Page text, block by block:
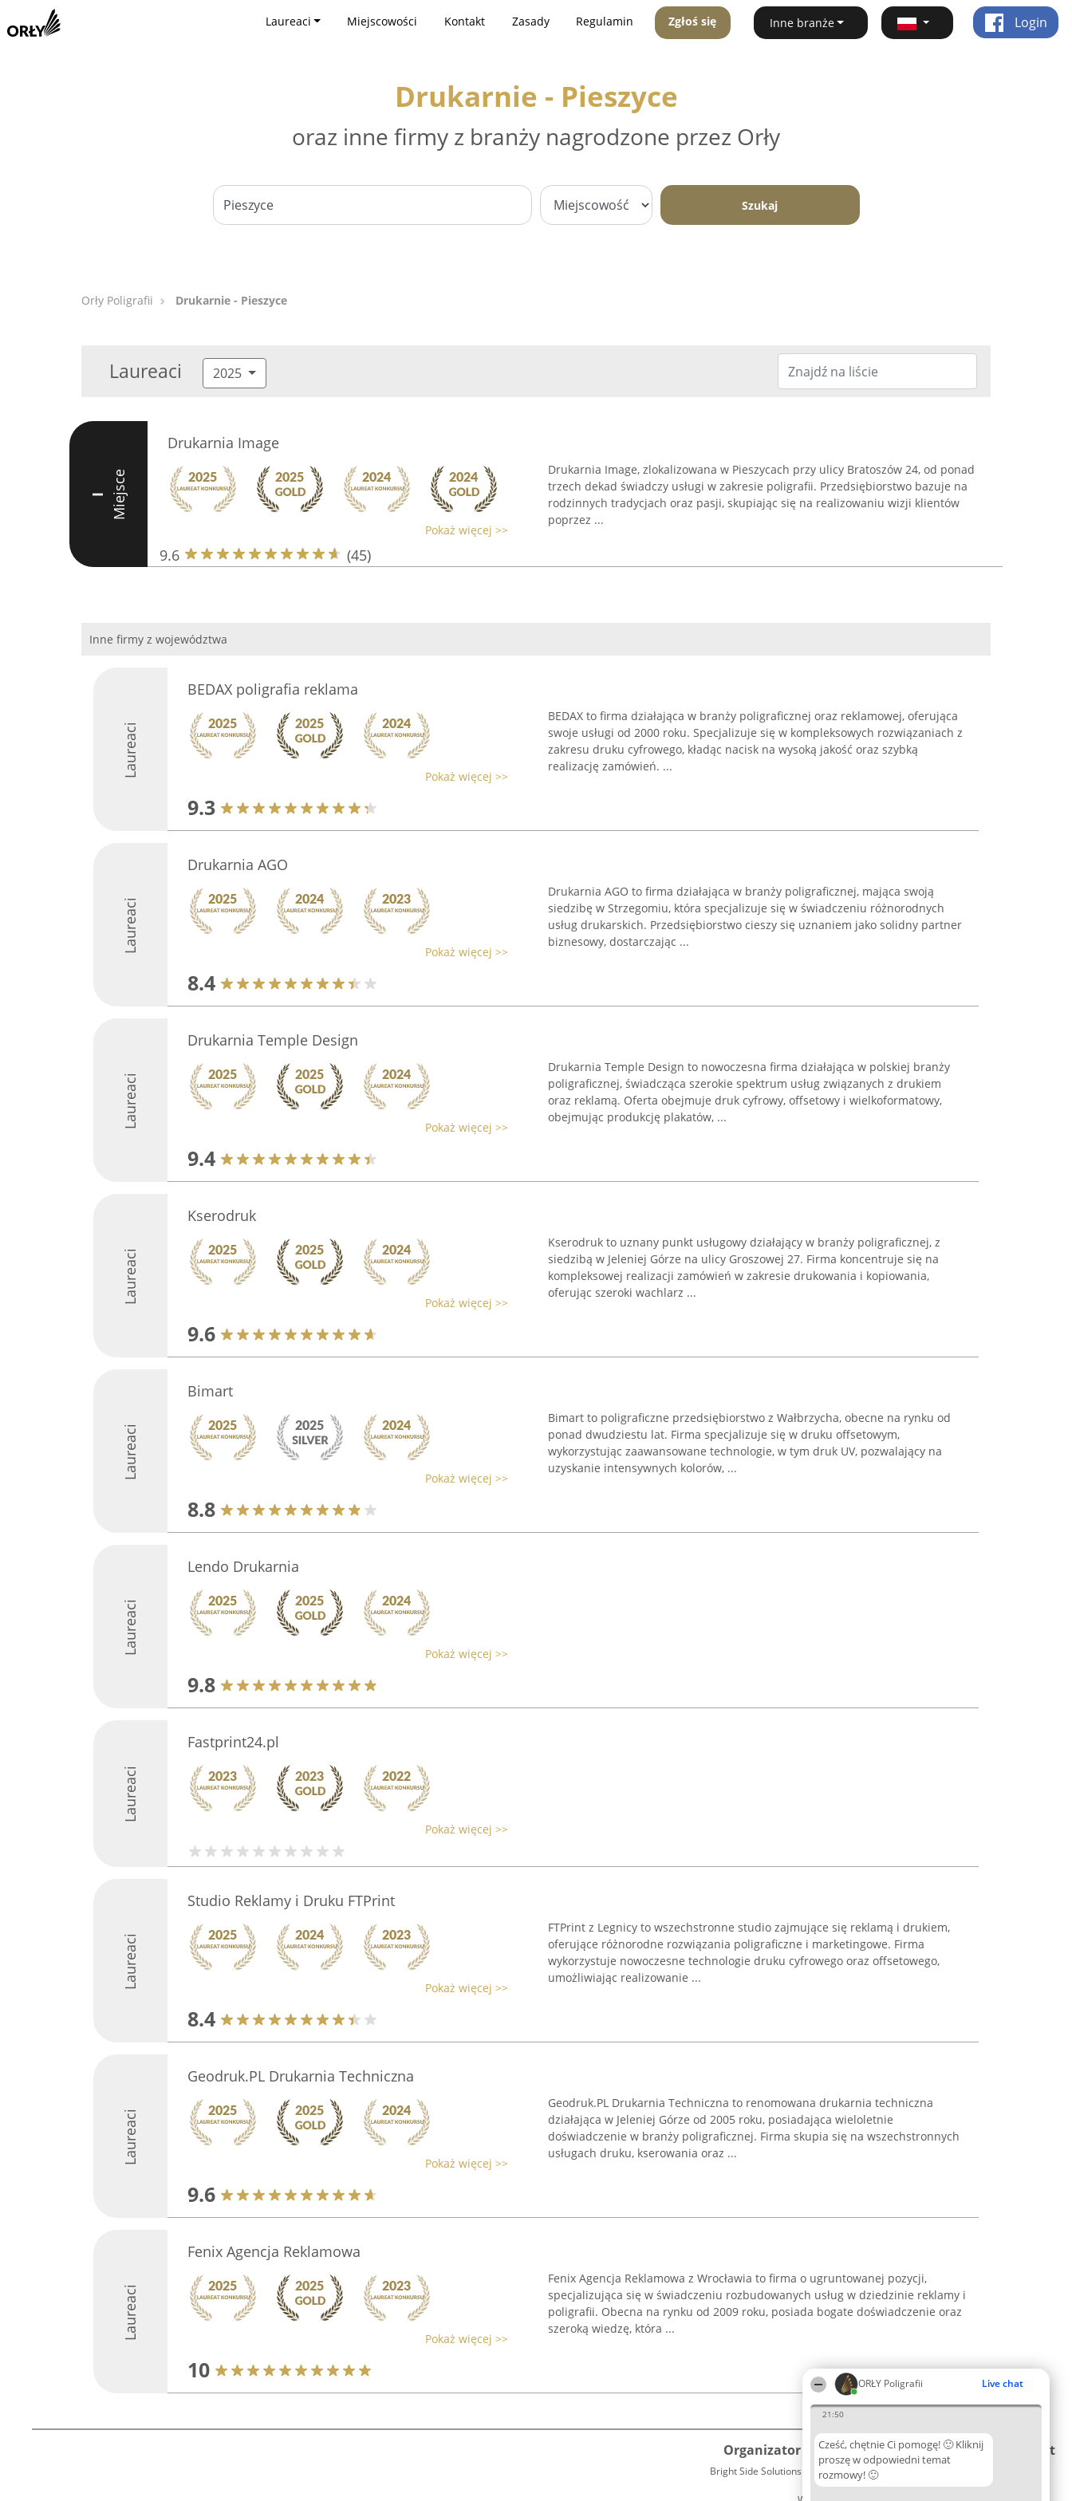
ORŁY Poligrafii Live chat
21:50
Cześć, chętnie Ci pomogę! 🙂 Kliknij
proszę w odpowiedni temat
rozmowy! 🙂
Laureaci Miejscowości Kontakt Zasady Regulamin Zgłoś się Inne branże Login
Drukarnie - Pieszyce
oraz inne firmy z branży nagrodzone przez Orły
Szukaj
Orły Poligrafii Drukarnie - Pieszyce
Laureaci 2025
I Miejsce
Drukarnia Image
Pokaż więcej >>
9.6 (45)
Drukarnia Image, zlokalizowana w Pieszycach przy ulicy Bratoszów 24, od ponad
trzech dekad świadczy usługi w zakresie poligrafii. Przedsiębiorstwo bazuje na
rodzinnych tradycjach oraz pasji, skupiając się na realizowaniu wizji klientów
poprzez ...
Inne firmy z województwa
Laureaci
BEDAX poligrafia reklama
Pokaż więcej >>
9.3
BEDAX to firma działająca w branży poligraficznej oraz reklamowej, oferująca
swoje usługi od 2000 roku. Specjalizuje się w kompleksowych rozwiązaniach z
zakresu druku cyfrowego, kładąc nacisk na wysoką jakość oraz szybką
realizację zamówień. ...
Laureaci
Drukarnia AGO
Pokaż więcej >>
8.4
Drukarnia AGO to firma działająca w branży poligraficznej, mająca swoją
siedzibę w Strzegomiu, która specjalizuje się w świadczeniu różnorodnych
usług drukarskich. Przedsiębiorstwo cieszy się uznaniem jako solidny partner
biznesowy, dostarczając ...
Laureaci
Drukarnia Temple Design
Pokaż więcej >>
9.4
Drukarnia Temple Design to nowoczesna firma działająca w polskiej branży
poligraficznej, świadcząca szerokie spektrum usług związanych z drukiem
oraz reklamą. Oferta obejmuje druk cyfrowy, offsetowy i wielkoformatowy,
obejmując produkcję plakatów, ...
Laureaci
Kserodruk
Pokaż więcej >>
9.6
Kserodruk to uznany punkt usługowy działający w branży poligraficznej, z
siedzibą w Jeleniej Górze na ulicy Groszowej 27. Firma koncentruje się na
kompleksowej realizacji zamówień w zakresie drukowania i kopiowania,
oferując szeroki wachlarz ...
Laureaci
Bimart
Pokaż więcej >>
8.8
Bimart to poligraficzne przedsiębiorstwo z Wałbrzycha, obecne na rynku od
ponad dwudziestu lat. Firma specjalizuje się w druku offsetowym,
wykorzystując zaawansowane technologie, w tym druk UV, pozwalający na
uzyskanie intensywnych kolorów, ...
Laureaci
Lendo Drukarnia
Pokaż więcej >>
9.8
Laureaci
Fastprint24.pl
Pokaż więcej >>
Laureaci
Studio Reklamy i Druku FTPrint
Pokaż więcej >>
8.4
FTPrint z Legnicy to wszechstronne studio zajmujące się reklamą i drukiem,
oferujące różnorodne rozwiązania poligraficzne i marketingowe. Firma
wykorzystuje nowoczesne technologie druku cyfrowego oraz offsetowego,
umożliwiając realizowanie ...
Laureaci
Geodruk.PL Drukarnia Techniczna
Pokaż więcej >>
9.6
Geodruk.PL Drukarnia Techniczna to renomowana drukarnia techniczna
działająca w Jeleniej Górze od 2005 roku, posiadająca wieloletnie
doświadczenie w branży poligraficznej. Firma skupia się na wszechstronnych
usługach druku, kserowania oraz ...
Laureaci
Fenix Agencja Reklamowa
Pokaż więcej >>
10
Fenix Agencja Reklamowa z Wrocławia to firma o ugruntowanej pozycji,
specjalizująca się w świadczeniu rozbudowanych usług w dziedzinie reklamy i
poligrafii. Obecna na rynku od 2009 roku, posiada bogate doświadczenie oraz
szeroką wiedzę, która ...
Organizator plebiscytu
Bright Side Solutions sp. z o. o. sp. k.
ul. Ruska 22
Plebiscyt
Lista
Kontakt